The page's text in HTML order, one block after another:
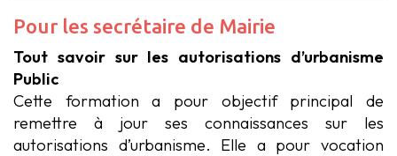
Pour les secrétaire de Mairie
Tout savoir sur les autorisations d’urbanisme
Public
Cette formation a pour objectif principal de
remettre à jour ses connaissances sur les
autorisations d’urbanisme. Elle a pour vocation